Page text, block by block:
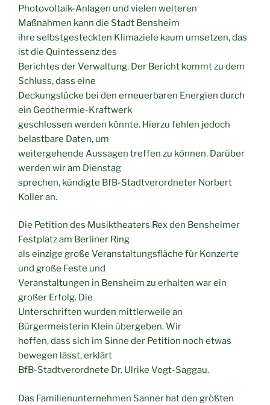
Photovoltaik-Anlagen und vielen weiteren
Maßnahmen kann die Stadt Bensheim
ihre selbstgesteckten Klimaziele kaum umsetzen, das
ist die Quintessenz des
Berichtes der Verwaltung. Der Bericht kommt zu dem
Schluss, dass eine
Deckungslücke bei den erneuerbaren Energien durch
ein Geothermie-Kraftwerk
geschlossen werden könnte. Hierzu fehlen jedoch
belastbare Daten, um
weitergehende Aussagen treffen zu können. Darüber
werden wir am Dienstag
sprechen, kündigte BfB-Stadtverordneter Norbert
Koller an.
Die Petition des Musiktheaters Rex den Bensheimer
Festplatz am Berliner Ring
als einzige große Veranstaltungsfläche für Konzerte
und große Feste und
Veranstaltungen in Bensheim zu erhalten war ein
großer Erfolg. Die
Unterschriften wurden mittlerweile an
Bürgermeisterin Klein übergeben. Wir
hoffen, dass sich im Sinne der Petition noch etwas
bewegen lässt, erklärt
BfB-Stadtverordnete Dr. Ulrike Vogt-Saggau.
Das Familienunternehmen Sanner hat den größten